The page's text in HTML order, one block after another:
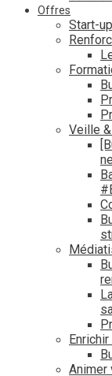
Offres
Start-
Veille
Animer